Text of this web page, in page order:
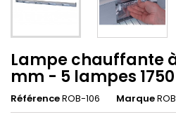
Lampe chauffante
mm - 5 lampes
RéférenceROB-106 Marque